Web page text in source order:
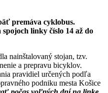
premáva cyklobus.
linky číslo 14 až do
nainštalovaný stojan, tzv.
a prepravu bicyklov.
pravidiel určených podľa
podniku mesta Košice